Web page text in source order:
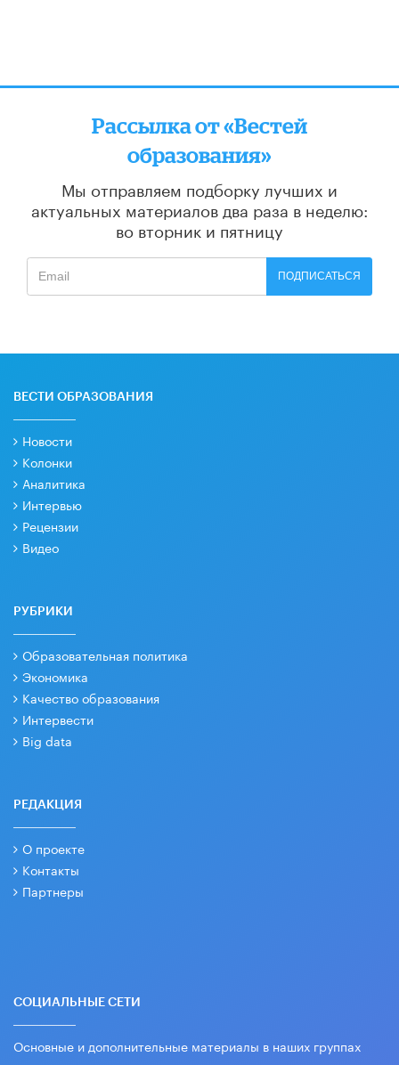
Рассылка от «Вестей
образования»
Мы отправляем подборку лучших и
актуальных материалов два раза в неделю:
во вторник и пятницу
ПОДПИСАТЬСЯ
ВЕСТИ ОБРАЗОВАНИЯ
Новости
Колонки
Аналитика
Интервью
Рецензии
Видео
РУБРИКИ
Образовательная политика
Экономика
Качество образования
Интервести
Big data
РЕДАКЦИЯ
О проекте
Контакты
Партнеры
СОЦИАЛЬНЫЕ СЕТИ
Основные и дополнительные материалы в наших группах